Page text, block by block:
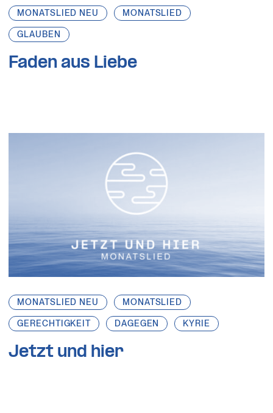
MONATSLIED NEU MONATSLIED
GLAUBEN
Faden aus Liebe
MONATSLIED NEU MONATSLIED
GERECHTIGKEIT DAGEGEN KYRIE
Jetzt und hier